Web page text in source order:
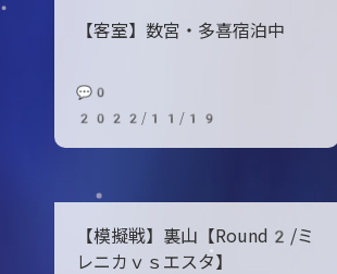
【客室】数宮・多喜宿泊中
💬0
2022/11/19
【模擬戦】裏山【Round2/ミ
レニカｖｓエスタ】